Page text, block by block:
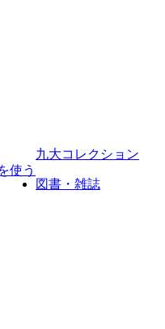
使う
九大コレクション
図書・雑誌